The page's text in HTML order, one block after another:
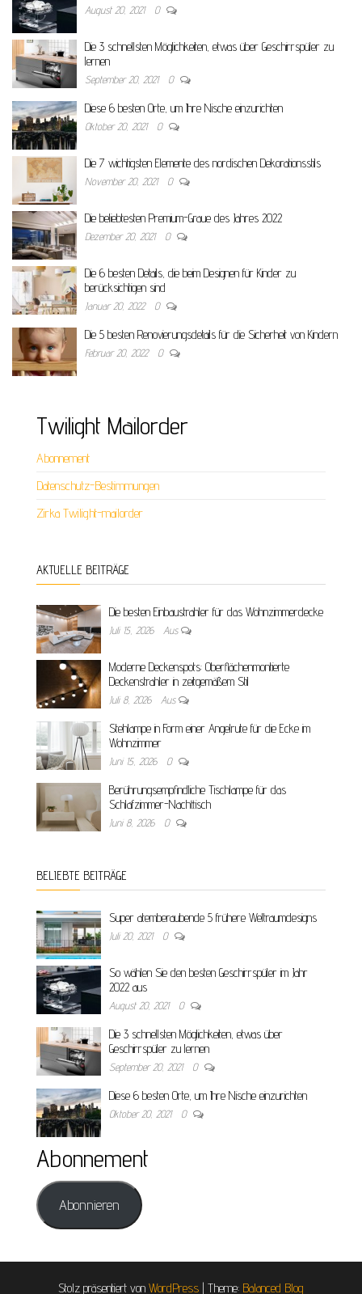
August 20, 2021 0
Die 3 schnellsten Möglichkeiten, etwas über Geschirrspüler zu
lernen
September 20, 2021 0
Diese 6 besten Orte, um Ihre Nische einzurichten
Oktober 20, 2021 0
Die 7 wichtigsten Elemente des nordischen Dekorationsstils
November 20, 2021 0
Die beliebtesten Premium-Graue des Jahres 2022
Dezember 20, 2021 0
Die 6 besten Details, die beim Designen für Kinder zu
berücksichtigen sind
Januar 20, 2022 0
Die 5 besten Renovierungsdetails für die Sicherheit von Kindern
Februar 20, 2022 0
Twilight Mailorder
Abonnement
Datenschutz-Bestimmungen
Zirka Twilight-mailorder
AKTUELLE BEITRÄGE
Die besten Einbaustrahler für das Wohnzimmerdecke
Juli 15, 2026 Aus
Moderne Deckenspots: Oberflächenmontierte
Deckenstrahler in zeitgemäßem Stil
Juli 8, 2026 Aus
Stehlampe in Form einer Angelrute für die Ecke im
Wohnzimmer
Juni 15, 2026 0
Berührungsempfindliche Tischlampe für das
Schlafzimmer-Nachttisch
Juni 8, 2026 0
BELIEBTE BEITRÄGE
Super atemberaubende 5 frühere Weltraumdesigns
Juli 20, 2021 0
So wählen Sie den besten Geschirrspüler im Jahr
2022 aus
August 20, 2021 0
Die 3 schnellsten Möglichkeiten, etwas über
Geschirrspüler zu lernen
September 20, 2021 0
Diese 6 besten Orte, um Ihre Nische einzurichten
Oktober 20, 2021 0
Abonnement
Abonnieren
Stolz präsentiert von WordPress Theme: Balanced Blog